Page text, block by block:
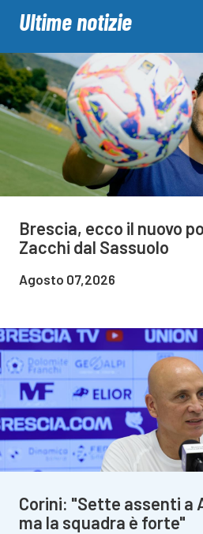
Ultime notizie
Brescia, ecco il nuovo
Zacchi dal Sassuolo
Agosto 07,2026
Corini: "Sette assenti a
ma la squadra è forte"